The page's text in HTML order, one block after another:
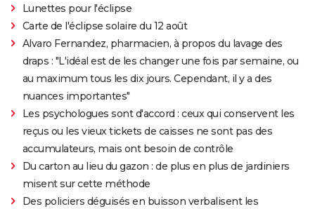
Lunettes pour l'éclipse
Carte de l'éclipse solaire du 12 août
Alvaro Fernandez, pharmacien, à propos du lavage des
draps : "L'idéal est de les changer une fois par semaine, ou
au maximum tous les dix jours. Cependant, il y a des
nuances importantes"
Les psychologues sont d'accord : ceux qui conservent les
reçus ou les vieux tickets de caisses ne sont pas des
accumulateurs, mais ont besoin de contrôle
Du carton au lieu du gazon : de plus en plus de jardiniers
misent sur cette méthode
Des policiers déguisés en buisson verbalisent les